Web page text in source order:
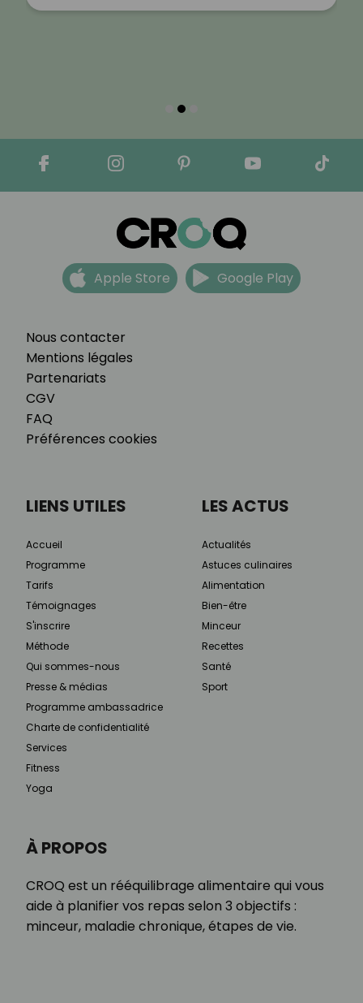
Nous contacter
Mentions légales
Partenariats
CGV
FAQ
Préférences cookies
Apple Store Google Play
À PROPOS
CROQ est un rééquilibrage alimentaire qui vous
aide à planifier vos repas selon 3 objectifs :
minceur, maladie chronique, étapes de vie.
LIENS UTILES
Accueil
Programme
Tarifs
Témoignages
S'inscrire
Méthode
Qui sommes-nous
Presse & médias
Programme ambassadrice
Charte de confidentialité
Services
Fitness
Yoga
LES ACTUS
Actualités
Astuces culinaires
Alimentation
Bien-être
Minceur
Recettes
Santé
Sport